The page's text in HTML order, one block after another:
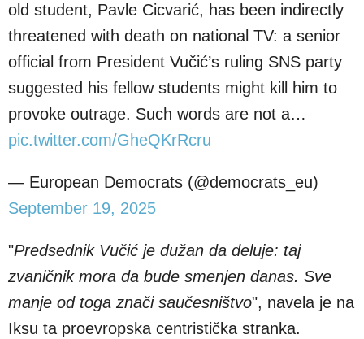
old student, Pavle Cicvarić, has been indirectly
threatened with death on national TV: a senior
official from President Vučić’s ruling SNS party
suggested his fellow students might kill him to
provoke outrage. Such words are not a…
pic.twitter.com/GheQKrRcru
— European Democrats (@democrats_eu)
September 19, 2025
"Predsednik Vučić je dužan da deluje: taj
zvaničnik mora da bude smenjen danas. Sve
manje od toga znači saučesništvo", navela je na
Iksu ta proevropska centristička stranka.